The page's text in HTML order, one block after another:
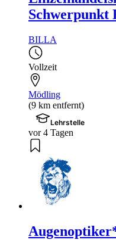
Schwerpunkt
BILLA
Vollzeit
Mödling
(9 km entfernt)
Lehrstelle
vor 4 Tagen